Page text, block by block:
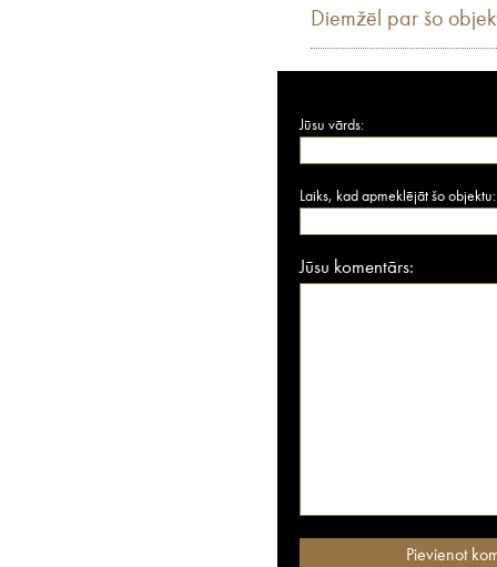
Diemžēl par šo
Jūsu vārds:
Laiks, kad apmeklējāt šo objektu:
Jūsu komentārs: